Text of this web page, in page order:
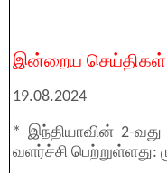
இன்றைய செய்திகள்
19.08.2024
* இந்தியாவின் 2-வது
வளர்ச்சி பெற்றுள்ளது: